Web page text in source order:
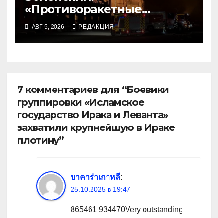
«Противоракетные
средства могли бы спасти
погибших сегодня»
АВГ 5, 2026 РЕДАКЦИЯ
7 комментариев для “Боевики
группировки «Исламское
государство Ирака и Леванта»
захватили крупнейшую в Ираке
плотину”
บาคาร่าเกาหลี:
25.10.2025 в 19:47
865461 934470Very outstanding